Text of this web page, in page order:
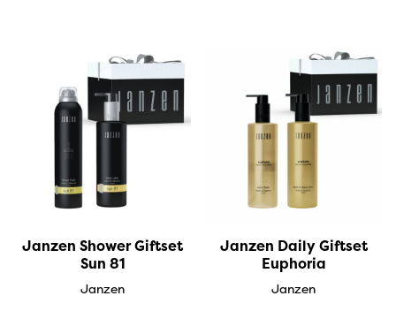
Janzen Shower Giftset
Sun 81
Janzen
Janzen Daily Giftset
Euphoria
Janzen